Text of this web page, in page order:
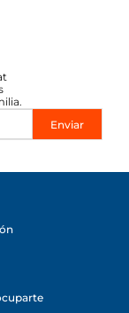
Enviar